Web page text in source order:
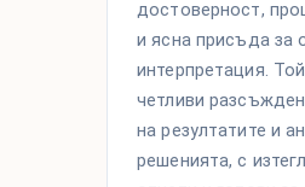
достоверност,
и ясна присъда за
интерпретация.
четливи
на резултатите и
решенията, с